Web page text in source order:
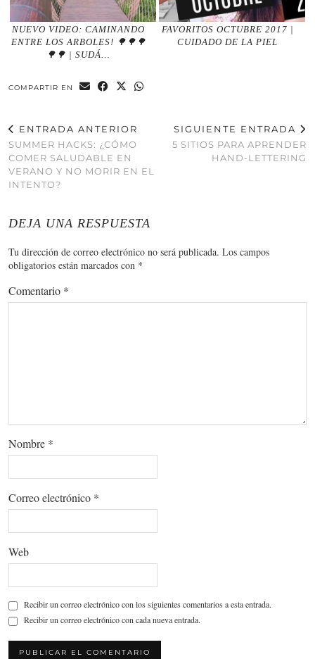
NUEVO VIDEO: CAMINANDO
ENTRE LOS ARBOLES! 🌳🌳🌳
🌳🌳 | SUDÁ…
FAVORITOS OCTUBRE 2017 |
CUIDADO DE LA PIEL
COMPARTIR EN
ENTRADA ANTERIOR
SUMMER HACKS: ¿CÓMO
COMER SALUDABLE EN
VERANO Y NO MORIR EN EL
INTENTO?
SIGUIENTE ENTRADA
5 SITIOS PARA APRENDER
HAND-LETTERING
DEJA UNA RESPUESTA
Tu dirección de correo electrónico no será publicada. Los campos
obligatorios están marcados con *
Comentario *
Nombre *
Correo electrónico *
Web
Recibir un correo electrónico con los siguientes comentarios a esta entrada.
Recibir un correo electrónico con cada nueva entrada.